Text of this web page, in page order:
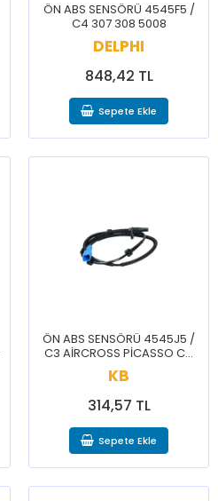
ÖN ABS SENSÖRÜ 4545F5 /
C4 307 308 5008
DELPHI
848,42 TL
Sepete Ekle
ÖN ABS SENSÖRÜ 4545J5 /
C3 AİRCROSS PİCASSO C4
CACTUS CELYSEE NEMO
2008 207 208 301 BİPPER
KB
314,57 TL
Sepete Ekle